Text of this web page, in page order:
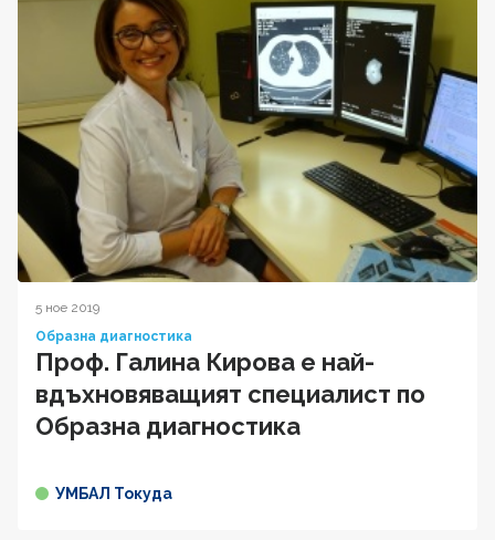
5 ное 2019
Образна диагностика
Проф. Галина Кирова е най-
вдъхновяващият специалист по
Образна диагностика
УМБАЛ Токуда